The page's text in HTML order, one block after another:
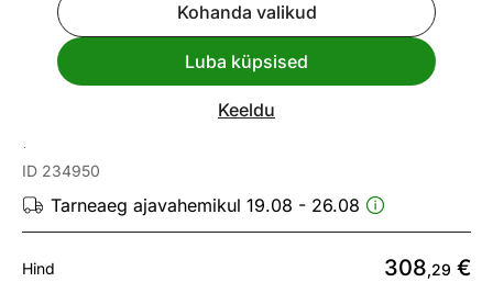
Kohanda valikud
Luba küpsised
Keeldu
Vaata sarnaseid
Marmorist valamu
ID 234950
Tarneaeg ajavahemikul 19.08 - 26.08
Hind 308,29 €